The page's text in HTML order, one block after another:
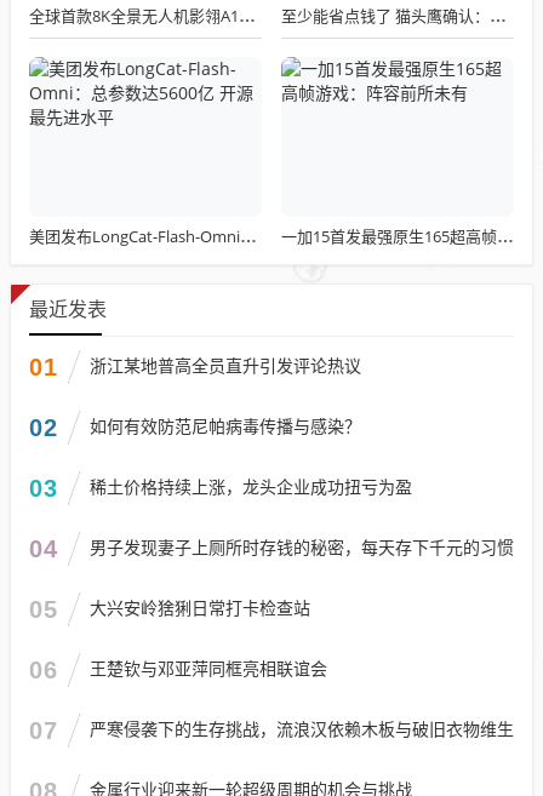
全球首款8K全景无人机影翎A1全球出货量突破三万，上市仅一个月！ 至少能省点钱了 猫头鹰确认：现有LGA 1851散热器全面支持LGA 1954！
美团发布LongCat-Flash-Omni：总参数达5600亿 开源最先进水平 一加15首发最强原生165超高帧游戏：阵容前所未有
最近发表
01 浙江某地普高全员直升引发评论热议
02 如何有效防范尼帕病毒传播与感染？
03 稀土价格持续上涨，龙头企业成功扭亏为盈
04 男子发现妻子上厕所时存钱的秘密，每天存下千元的习惯
05 大兴安岭猞猁日常打卡检查站
06 王楚钦与邓亚萍同框亮相联谊会
07 严寒侵袭下的生存挑战，流浪汉依赖木板与破旧衣物维生
08 金属行业迎来新一轮超级周期的机会与挑战